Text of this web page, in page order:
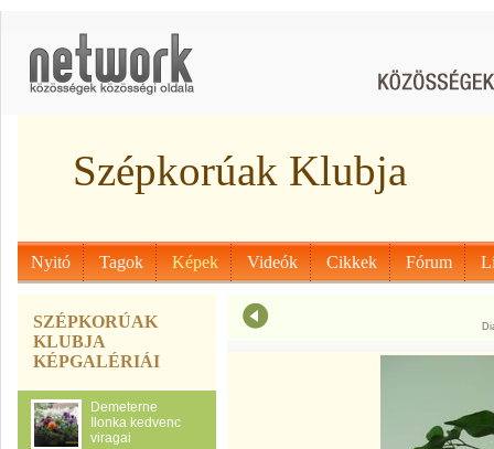
Szépkorúak Klubja
Nyitó Tagok Képek Videók Cikkek Fórum
SZÉPKORÚAK
KLUBJA
KÉPGALÉRIÁI
Demeterne
Ilonka kedvenc
viragai